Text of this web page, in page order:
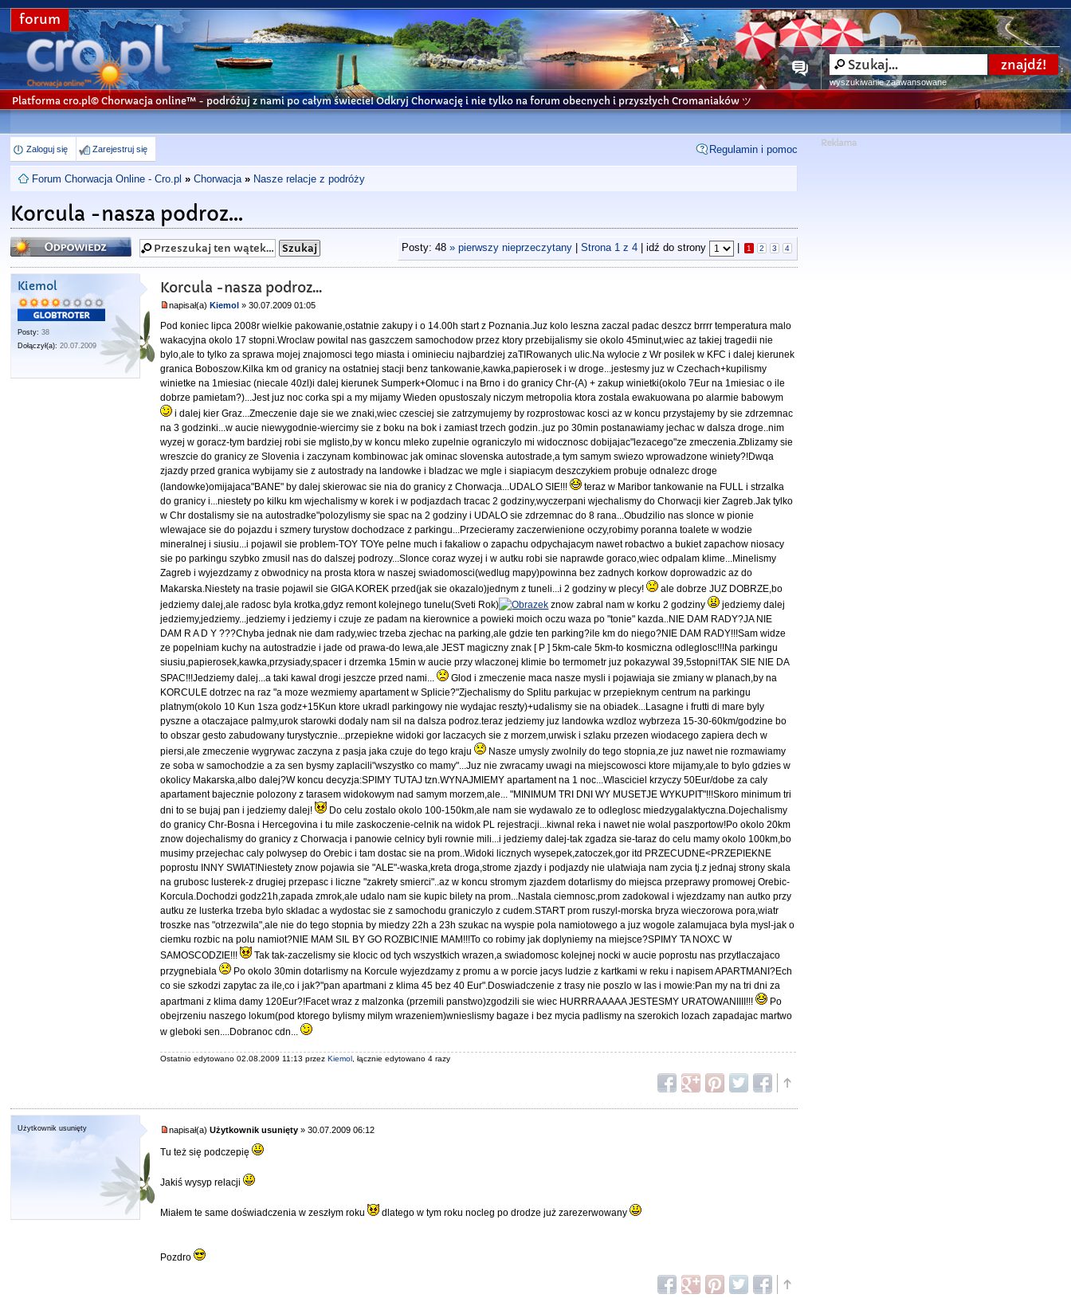
forum
wyszukiwanie zaawansowane
Platforma cro.pl© Chorwacja online™ - podróżuj z nami po całym świecie! Odkryj Chorwację i nie tylko na forum obecnych i przyszłych Cromaniaków ツ
Zaloguj się Zarejestruj się Regulamin i pomoc
Forum Chorwacja Online - Cro.pl » Chorwacja » Nasze relacje z podróży
Korcula -nasza podroz...
Odpowiedz Posty: 48 » pierwszy nieprzeczytany| Strona 1z 4| idź do strony 1 2 3 4
Kiemol
Posty: 38
Dołączył(a): 20.07.2009
Korcula -nasza podroz...
napisał(a)Kiemol » 30.07.2009 01:05
Pod koniec lipca 2008r wielkie pakowanie,ostatnie zakupy i o 14.00h start z Poznania.Juz kolo leszna zaczal padac deszcz brrrr temperatura malo
wakacyjna okolo 17 stopni.Wroclaw powital nas gaszczem samochodow przez ktory przebijalismy sie okolo 45minut,wiec az takiej tragedii nie
bylo,ale to tylko za sprawa mojej znajomosci tego miasta i ominieciu najbardziej zaTIRowanych ulic.Na wylocie z Wr posilek w KFC i dalej kierunek
granica Boboszow.Kilka km od granicy na ostatniej stacji benz tankowanie,kawka,papierosek i w droge...jestesmy juz w Czechach+kupilismy
winietke na 1miesiac (niecale 40zl)i dalej kierunek Sumperk+Olomuc i na Brno i do granicy Chr-(A) + zakup winietki(okolo 7Eur na 1miesiac o ile
dobrze pamietam?)...Jest juz noc corka spi a my mijamy Wieden opustoszaly niczym metropolia ktora zostala ewakuowana po alarmie babowym
i dalej kier Graz...Zmeczenie daje sie we znaki,wiec czesciej sie zatrzymujemy by rozprostowac kosci az w koncu przystajemy by sie zdrzemnac
na 3 godzinki...w aucie niewygodnie-wiercimy sie z boku na bok i zamiast trzech godzin..juz po 30min postanawiamy jechac w dalsza droge..nim
wyzej w goracz-tym bardziej robi sie mglisto,by w koncu mleko zupelnie ograniczylo mi widocznosc dobijajac"lezacego"ze zmeczenia.Zblizamy sie
wreszcie do granicy ze Slovenia i zaczynam kombinowac jak ominac slovenska autostrade,a tym samym swiezo wprowadzone winiety?!Dwqa
zjazdy przed granica wybijamy sie z autostrady na landowke i bladzac we mgle i siapiacym deszczykiem probuje odnalezc droge
(landowke)omijajaca"BANE" by dalej skierowac sie nia do granicy z Chorwacja...UDALO SIE!!!
teraz w Maribor tankowanie na FULL i strzalka
do granicy i...niestety po kilku km wjechalismy w korek i w podjazdach tracac 2 godziny,wyczerpani wjechalismy do Chorwacji kier Zagreb.Jak tylko
w Chr dostalismy sie na autostradke"polozylismy sie spac na 2 godziny i UDALO sie zdrzemnac do 8 rana...Obudzilio nas slonce w pionie
wlewajace sie do pojazdu i szmery turystow dochodzace z parkingu...Przecieramy zaczerwienione oczy,robimy poranna toalete w wodzie
mineralnej i siusiu...i pojawil sie problem-TOY TOYe pelne much i fakaliow o zapachu odpychajacym nawet robactwo a bukiet zapachow niosacy
sie po parkingu szybko zmusil nas do dalszej podrozy...Slonce coraz wyzej i w autku robi sie naprawde goraco,wiec odpalam klime...Minelismy
Zagreb i wyjezdzamy z obwodnicy na prosta ktora w naszej swiadomosci(wedlug mapy)powinna bez zadnych korkow doprowadzic az do
Makarska.Niestety na trasie pojawil sie GIGA KOREK przed(jak sie okazalo)jednym z tuneli...i 2 godziny w plecy!
ale dobrze JUZ DOBRZE,bo
jedziemy dalej,ale radosc byla krotka,gdyz remont kolejnego tunelu(Sveti Rok)
znow zabral nam w korku 2 godziny
jedziemy dalej
jedziemy,jedziemy...jedziemy i jedziemy i czuje ze padam na kierownice a powieki moich oczu waza po "tonie" kazda..NIE DAM RADY?JA NIE
DAM R A D Y ???Chyba jednak nie dam rady,wiec trzeba zjechac na parking,ale gdzie ten parking?ile km do niego?NIE DAM RADY!!!Sam widze
ze popelniam kuchy na autostradzie i jade od prawa-do lewa,ale JEST magiczny znak [ P ] 5km-cale 5km-to kosmiczna odleglosc!!!Na parkingu
siusiu,papierosek,kawka,przysiady,spacer i drzemka 15min w aucie przy wlaczonej klimie bo termometr juz pokazywal 39,5stopni!TAK SIE NIE DA
SPAC!!!Jedziemy dalej...a taki kawal drogi jeszcze przed nami...
Glod i zmeczenie maca nasze mysli i pojawiaja sie zmiany w planach,by na
KORCULE dotrzec na raz "a moze wezmiemy apartament w Splicie?"Zjechalismy do Splitu parkujac w przepieknym centrum na parkingu
platnym(okolo 10 Kun 1sza godz+15Kun ktore ukradl parkingowy nie wydajac reszty)+udalismy sie na obiadek...Lasagne i frutti di mare byly
pyszne a otaczajace palmy,urok starowki dodaly nam sil na dalsza podroz.teraz jedziemy juz landowka wzdloz wybrzeza 15-30-60km/godzine bo
to obszar gesto zabudowany turystycznie...przepiekne widoki gor laczacych sie z morzem,urwisk i szlaku przezen wiodacego zapiera dech w
piersi,ale zmeczenie wygrywac zaczyna z pasja jaka czuje do tego kraju
Nasze umysly zwolnily do tego stopnia,ze juz nawet nie rozmawiamy
ze soba w samochodzie a za sen bysmy zaplacili"wszystko co mamy"...Juz nie zwracamy uwagi na miejscowosci ktore mijamy,ale to bylo gdzies w
okolicy Makarska,albo dalej?W koncu decyzja:SPIMY TUTAJ tzn.WYNAJMIEMY apartament na 1 noc...Wlasciciel krzyczy 50Eur/dobe za caly
apartament bajecznie polozony z tarasem widokowym nad samym morzem,ale... "MINIMUM TRI DNI WY MUSETJE WYKUPIT"!!!Skoro minimum tri
dni to se bujaj pan i jedziemy dalej!
Do celu zostalo okolo 100-150km,ale nam sie wydawalo ze to odleglosc miedzygalaktyczna.Dojechalismy
do granicy Chr-Bosna i Hercegovina i tu mile zaskoczenie-celnik na widok PL rejestracji...kiwnal reka i nawet nie wolal paszportow!Po okolo 20km
znow dojechalismy do granicy z Chorwacja i panowie celnicy byli rownie mili...i jedziemy dalej-tak zgadza sie-taraz do celu mamy okolo 100km,bo
musimy przejechac caly polwysep do Orebic i tam dostac sie na prom..Widoki licznych wysepek,zatoczek,gor itd PRZECUDNE<PRZEPIEKNE
poprostu INNY SWIAT!Niestety znow pojawia sie "ALE"-waska,kreta droga,strome zjazdy i podjazdy nie ulatwiaja nam zycia tj.z jednaj strony skala
na grubosc lusterek-z drugiej przepasc i liczne "zakrety smierci"..az w koncu stromym zjazdem dotarlismy do miejsca przeprawy promowej Orebic-
Korcula.Dochodzi godz21h,zapada zmrok,ale udalo nam sie kupic bilety na prom...Nastala ciemnosc,prom zadokowal i wjezdzamy nan autko przy
autku ze lusterka trzeba bylo skladac a wydostac sie z samochodu graniczylo z cudem.START prom ruszyl-morska bryza wieczorowa pora,wiatr
troszke nas "otrzezwila",ale nie do tego stopnia by miedzy 22h a 23h szukac na wyspie pola namiotowego a juz wogole zalamujaca byla mysl-jak o
ciemku rozbic na polu namiot?NIE MAM SIL BY GO ROZBIC!NIE MAM!!!To co robimy jak doplyniemy na miejsce?SPIMY TA NOXC W
SAMOSCODZIE!!!
Tak tak-zaczelismy sie klocic od tych wszystkich wrazen,a swiadomosc kolejnej nocki w aucie poprostu nas przytlaczajaco
przygnebiala
Po okolo 30min dotarlismy na Korcule wyjezdzamy z promu a w porcie jacys ludzie z kartkami w reku i napisem APARTMANI?Ech
co sie szkodzi zapytac za ile,co i jak?"pan apartmani z klima 45 bez 40 Eur".Doswiadczenie z trasy nie poszlo w las i mowie:Pan my na tri dni za
apartmani z klima damy 120Eur?!Facet wraz z malzonka (przemili panstwo)zgodzili sie wiec HURRRAAAAA JESTESMY URATOWANIIII!!!
Po
obejrzeniu naszego lokum(pod ktorego bylismy milym wrazeniem)wnieslismy bagaze i bez mycia padlismy na szerokich lozach zapadajac martwo
w gleboki sen....Dobranoc cdn...
Ostatnio edytowano 02.08.2009 11:13 przezKiemol , łącznie edytowano 4 razy
Użytkownik usunięty napisał(a)Użytkownik usunięty » 30.07.2009 06:12
Tu też się podczepię
Jakiś wysyp relacji
Miałem te same doświadczenia w zeszłym roku dlatego w tym roku nocleg po drodze już zarezerwowany
Pozdro